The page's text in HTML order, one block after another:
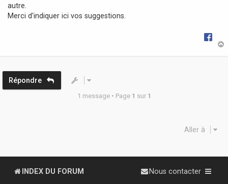
autre.
Merci d'indiquer ici vos suggestions.
Répondre
1 message • Page 1 sur 1
Aller à
INDEX DU FORUM Nous contacter